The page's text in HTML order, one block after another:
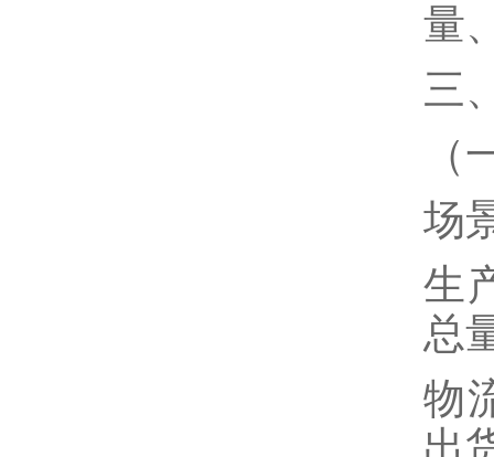
量
三
场
生
总
物
出